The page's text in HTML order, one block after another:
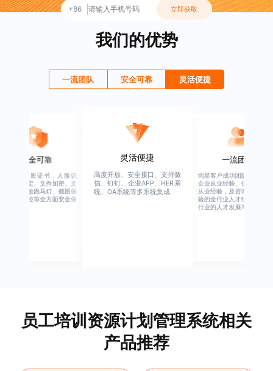
+86 立即获取
我们的优势
一流团队 安全可靠 灵活便捷
安全可靠
业权威资质证书，人脸识
、设备绑定、文件加密、文
水印、播放跑马灯、截图保
、权限管控等全方面安全保
灵活便捷
高度开放、安全接口、支持微
信、钉钉、企业APP、HER系
统、OA系统等多系统集成
一流团队
绚星客户成功团队，由有多
企业从业经验、优秀培训机
从业经验，及咨询公司从业
验的全行业人才组成，涉猎
行业的人才发展与培养模块
员工培训资源计划管理系统相关
产品推荐